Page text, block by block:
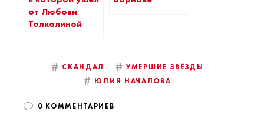
от Любови
Толкалиной
# СКАНДАЛ # УМЕРШИЕ ЗВЁЗДЫ
# ЮЛИЯ НАЧАЛОВА
0 КОММЕНТАРИЕВ